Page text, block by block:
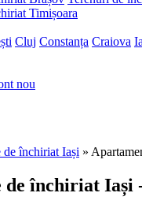
Timișoara
Cluj Constanța Craiova
nou
de închiriat Iași »
de închiriat Iași